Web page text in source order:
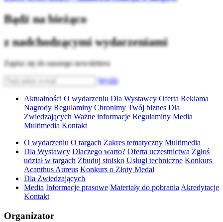
Bądź na bieżąco
z nadchodzącymi wydarzeniami
Zapisz się do naszego newslettera
Wyślij
Aktualności O wydarzeniu Dla Wystawcy Oferta Reklama
Nagrody Regulaminy Chronimy Twój biznes Dla
Zwiedzających Ważne informacje Regulaminy Media
Multimedia Kontakt
O wydarzeniu O targach Zakres tematyczny Multimedia
Dla Wystawcy Dlaczego warto? Oferta uczestnictwa Zgłoś
udział w targach Zbuduj stoisko Usługi techniczne Konkurs
Acanthus Aureus Konkurs o Złoty Medal
Dla Zwiedzających
Media Informacje prasowe Materiały do pobrania Akredytacje
Kontakt
Organizator